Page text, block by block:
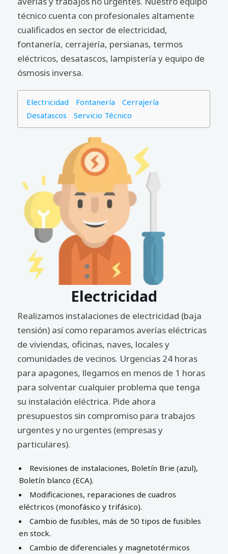
técnico cuenta con profesionales altamente
cualificados en sector de electricidad,
fontanería, cerrajería, persianas, termos
eléctricos, desatascos, lampistería y equipo de
ósmosis inversa.
Electricidad Fontanería
Cerrajería
Desatascos
Servicio Técnico
Electricidad
Realizamos instalaciones de electricidad (baja
tensión) así como reparamos averías eléctricas
de viviendas, oficinas, naves, locales y
comunidades de vecinos. Urgencias 24 horas
para apagones, llegamos en menos de 1 horas
para solventar cualquier problema que tenga
su instalación eléctrica. Pide ahora
presupuestos sin compromiso para trabajos
urgentes y no urgentes (empresas y
particulares).
Revisiones de instalaciones, Boletín Brie (azul),
Boletín blanco (ECA).
Modificaciones, reparaciones de cuadros
eléctricos (monofásico y trifásico).
Cambio de fusibles, más de 50 tipos de fusibles
en stock.
Cambio de diferenciales y magnetotérmicos